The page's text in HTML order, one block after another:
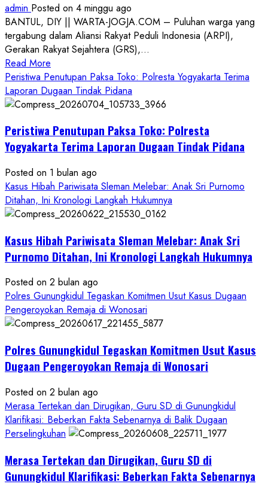
admin Posted on 4 minggu ago
BANTUL, DIY || WARTA-JOGJA.COM – Puluhan warga yang
tergabung dalam Aliansi Rakyat Peduli Indonesia (ARPI),
Gerakan Rakyat Sejahtera (GRS),...
Read More
more
about
Kasus
Anak
di
Aliansi
Janji
Kawal
Proses
Sampai
Tuntas
Peristiwa Penutupan Paksa Toko: Polresta Yogyakarta Terima
Laporan Dugaan Tindak Pidana
Peristiwa Penutupan Paksa Toko: Polresta
Yogyakarta Terima Laporan Dugaan Tindak Pidana
Posted on 1 bulan ago
Kasus Hibah Pariwisata Sleman Melebar: Anak Sri Purnomo
Ditahan, Ini Kronologi Langkah Hukumnya
Kasus Hibah Pariwisata Sleman Melebar: Anak Sri
Purnomo Ditahan, Ini Kronologi Langkah Hukumnya
Posted on 2 bulan ago
Polres Gunungkidul Tegaskan Komitmen Usut Kasus Dugaan
Pengeroyokan Remaja di Wonosari
Polres Gunungkidul Tegaskan Komitmen Usut Kasus
Dugaan Pengeroyokan Remaja di Wonosari
Posted on 2 bulan ago
Merasa Tertekan dan Dirugikan, Guru SD di Gunungkidul
Klarifikasi: Beberkan Fakta Sebenarnya di Balik Dugaan
Perselingkuhan
Merasa Tertekan dan Dirugikan, Guru SD di
Gunungkidul Klarifikasi: Beberkan Fakta Sebenarnya